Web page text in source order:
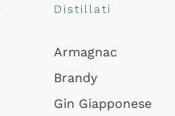
Distillati
Armagnac
Brandy
Gin Giapponese